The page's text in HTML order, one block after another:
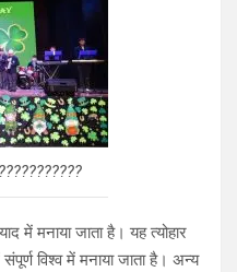
में मनाया जाता है। यह त्योहार
विश्व में मनाया जाता है। अन्य